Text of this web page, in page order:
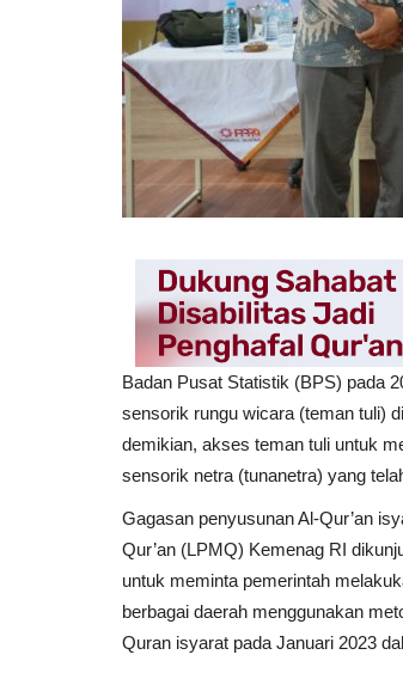
Badan Pusat Statistik (BPS) pada
sensorik rungu wicara (teman tuli)
demikian, akses teman tuli untuk
sensorik netra (tunanetra) yang
Gagasan penyusunan Al-Qur’an
Qur’an (LPMQ) Kemenag RI
untuk meminta pemerintah
berbagai daerah menggunakan
Quran isyarat pada Januari 2023